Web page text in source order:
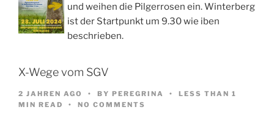
und weihen die Pilgerrosen ein. Winterberg
ist der Startpunkt um 9.30 wie iben
beschrieben.
X-Wege vom SGV
2 JAHREN AGO BY PEREGRINA
LESS THAN 1
MIN READ
NO COMMENTS